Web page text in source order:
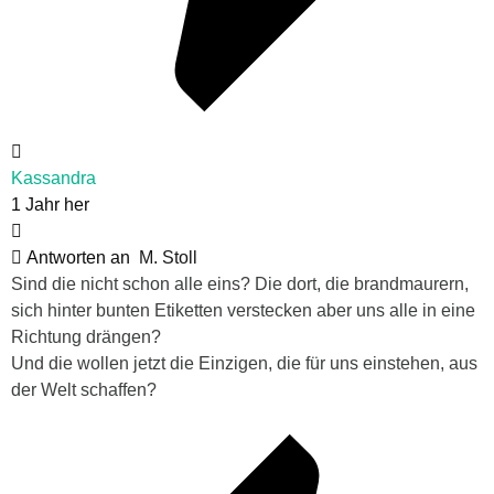
Kassandra
1 Jahr her
Antworten an
M. Stoll
Sind die nicht schon alle eins? Die dort, die brandmaurern,
sich hinter bunten Etiketten verstecken aber uns alle in eine
Richtung drängen?
Und die wollen jetzt die Einzigen, die für uns einstehen, aus
der Welt schaffen?